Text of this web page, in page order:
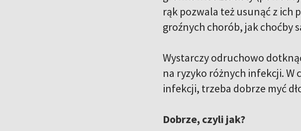
rąk pozwala też usunąć z ich
groźnych chorób, jak choćby
Wystarczy odruchowo
na ryzyko różnych infekcji.
infekcji, trzeba dobrze myć
Dobrze, czyli jak?